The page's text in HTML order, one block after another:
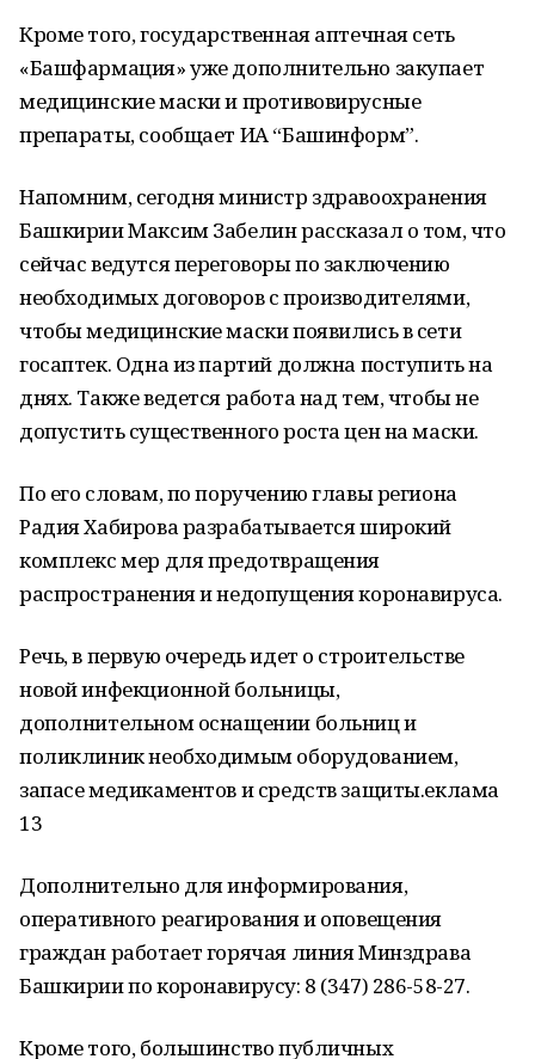
Кроме того, государственная аптечная сеть
«Башфармация» уже дополнительно закупает
медицинские маски и противовирусные
препараты, сообщает ИА “Башинформ”.
Напомним, сегодня министр здравоохранения
Башкирии Максим Забелин рассказал о том, что
сейчас ведутся переговоры по заключению
необходимых договоров с производителями,
чтобы медицинские маски появились в сети
госаптек. Одна из партий должна поступить на
днях. Также ведется работа над тем, чтобы не
допустить существенного роста цен на маски.
По его словам, по поручению главы региона
Радия Хабирова разрабатывается широкий
комплекс мер для предотвращения
распространения и недопущения коронавируса.
Речь, в первую очередь идет о строительстве
новой инфекционной больницы,
дополнительном оснащении больниц и
поликлиник необходимым оборудованием,
запасе медикаментов и средств защиты.еклама
13
Дополнительно для информирования,
оперативного реагирования и оповещения
граждан работает горячая линия Минздрава
Башкирии по коронавирусу: 8 (347) 286-58-27.
Кроме того, большинство публичных